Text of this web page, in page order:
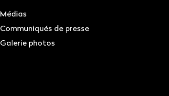
Médias
Communiqués de presse
Galerie photos